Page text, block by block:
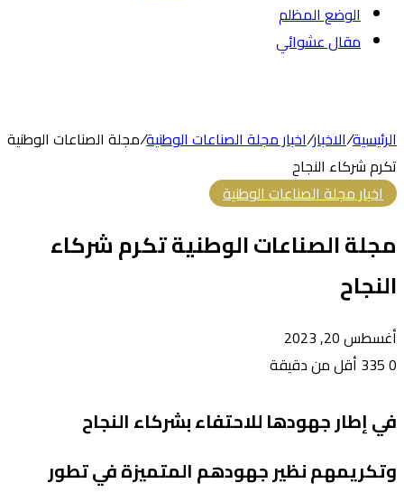
الوضع المظلم
مقال عشوائي
الرئيسية/الاخبار/اخبار مجلة الصناعات الوطنية/مجلة الصناعات الوطنية
تكرم شركاء النجاح
اخبار مجلة الصناعات الوطنية
مجلة الصناعات الوطنية تكرم شركاء
النجاح
أغسطس 20, 2023
0
أقل من دقيقة
في إطار جهودها للاحتفاء بشركاء النجاح
وتكريمهم نظير جهودهم المتميزة في تطور